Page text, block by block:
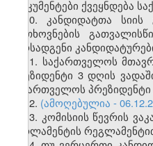
დოკუმენტები ქვეყნდება
10. კანდიდატთა
მოთხოვნების
წარსადგენი
11. საქართველოს
პრეზიდენტი 3 დღის
საქართველოს
12. (ამოღებულია -
13. კომისიის წევრის
პარლამენტის